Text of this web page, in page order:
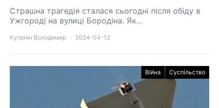
Страшна трагедія сталася сьогодні після обіду в
Ужгороді на вулиці Бородіна. Як…
Купріян Володимир 2024-04-12
Війна Суспільство